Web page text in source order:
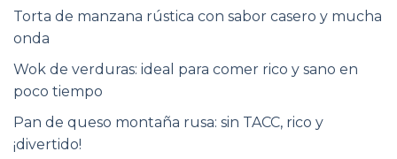
Torta de manzana rústica con sabor casero y mucha
onda
Wok de verduras: ideal para comer rico y sano en
poco tiempo
Pan de queso montaña rusa: sin TACC, rico y
¡divertido!